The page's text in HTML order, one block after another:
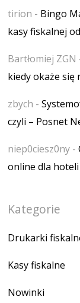
tirion - Bingo
kasy fiskalnej
Bartłomiej ZGN
kiedy okaże się
zbych -
czyli – Posnet
niep0ciesz0ny -
online dla
Kategorie
Drukarki
Kasy fiskalne
Nowinki